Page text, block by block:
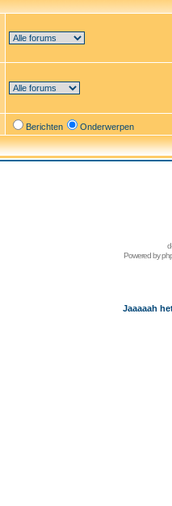
Berichten Onderwerpen
Powered by
Jaaaaah